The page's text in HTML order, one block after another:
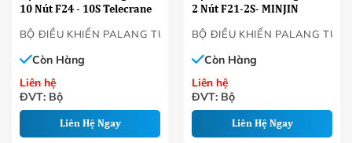
BỘ ĐIỀU KHIỂN PALANG TỪ XA
10 Nút F24 - 10S Telecrane
Còn Hàng
Liên hệ
ĐVT: Bộ
Liên Hệ Ngay
BỘ ĐIỀU KHIỂN PALANG TỪ
2 Nút F21-2S- MINJIN
Còn Hàng
Liên hệ
ĐVT: Bộ
Liên Hệ Ngay